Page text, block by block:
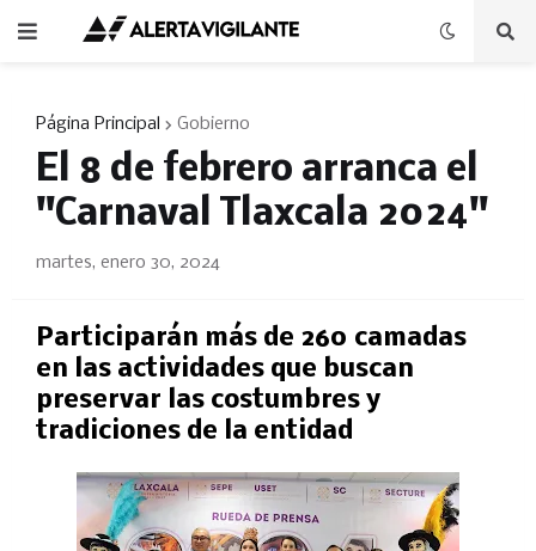
Página Principal Gobierno
El 8 de febrero arranca el
"Carnaval Tlaxcala 2024"
martes, enero 30, 2024
Participarán más de 260 camadas
en las actividades que buscan
preservar las costumbres y
tradiciones de la entidad